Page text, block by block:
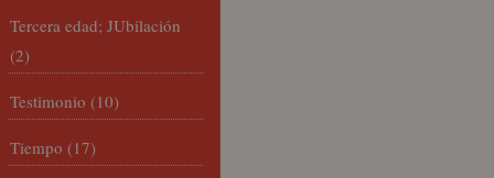
Tercera edad; JUbilación
(2)
Testimonio (10)
Tiempo (17)